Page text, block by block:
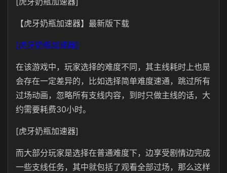
【虎牙奶瓶加速器】最新版下载
[虎牙奶瓶加速器]
在该游戏中，玩家选择的难度不同，其主线耗时上也是
会存在一定差异的，比如选择简单难度速通，跳过所有
过场动画，忽略所有支线内容，到时只做主线的话，大
约需要耗费30小时。
[虎牙奶瓶加速器]
而大部分玩家是选择在普通难度下，边享受剧情边完成
一些支线任务，其中就包括了观看全部过场，那么这样